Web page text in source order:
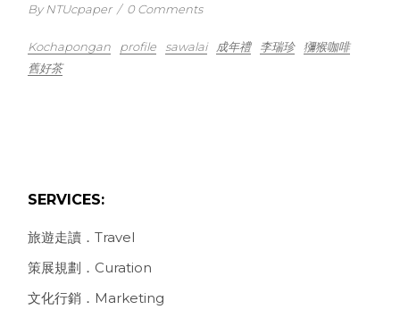
By NTUcpaper / 0 Comments
Kochapongan profile sawalai 成年禮 李瑞珍
獼猴咖啡
舊好茶
SERVICES:
旅遊走讀．Travel
策展規劃．Curation
文化行銷．Marketing